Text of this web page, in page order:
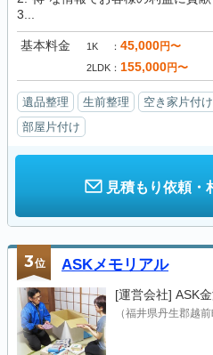
3...
基本料金 1K 45,000円〜
2LDK 155,000円〜
遺品整理 生前整理 空き家片付け
部屋片付け
見積もり依頼・
3位 ASKメモリアル
[運営会社] ASK
（福井県丹生郡越